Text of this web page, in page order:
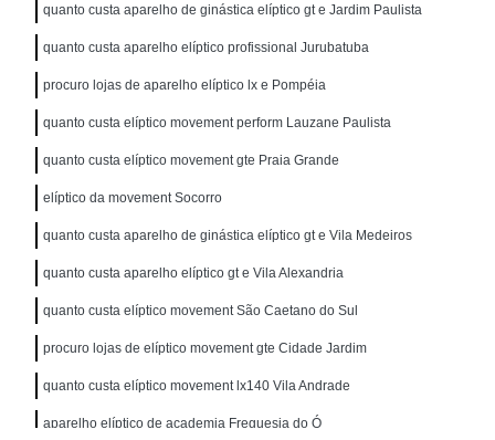
quanto custa aparelho de ginástica elíptico gt e Jardim Paulista
quanto custa aparelho elíptico profissional Jurubatuba
procuro lojas de aparelho elíptico lx e Pompéia
quanto custa elíptico movement perform Lauzane Paulista
quanto custa elíptico movement gte Praia Grande
elíptico da movement Socorro
quanto custa aparelho de ginástica elíptico gt e Vila Medeiros
quanto custa aparelho elíptico gt e Vila Alexandria
quanto custa elíptico movement São Caetano do Sul
procuro lojas de elíptico movement gte Cidade Jardim
quanto custa elíptico movement lx140 Vila Andrade
aparelho elíptico de academia Freguesia do Ó